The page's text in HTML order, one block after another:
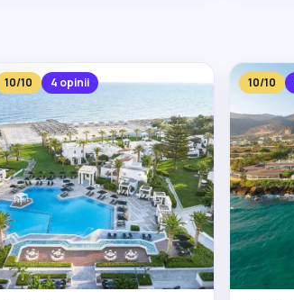
10/10 4 opinii 10/10